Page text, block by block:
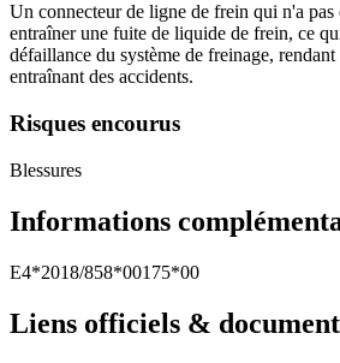
Un connecteur de ligne de frein qui n'a pas
entraîner une fuite de liquide de frein, ce
défaillance du système de freinage,
entraînant des accidents.
Risques encourus
Blessures
Informations
E4*2018/858*00175*00
Liens officiels &